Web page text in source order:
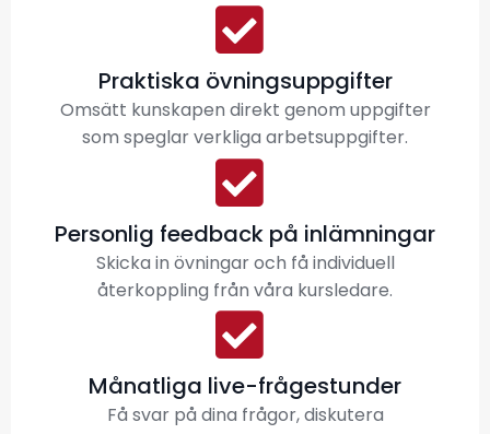
Praktiska övningsuppgifter
Omsätt kunskapen direkt genom uppgifter
som speglar verkliga arbetsuppgifter.
Personlig feedback på inlämningar
Skicka in övningar och få individuell
återkoppling från våra kursledare.
Månatliga live-frågestunder
Få svar på dina frågor, diskutera